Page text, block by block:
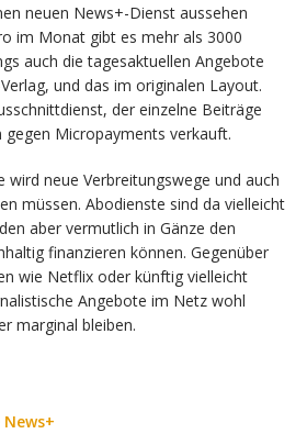
neuen News+-Dienst aussehen
im Monat gibt es mehr als 3000
auch die tagesaktuellen Angebote
und das im originalen Layout.
der einzelne Beiträge
Micropayments verkauft.
wird neue Verbreitungswege und auch
müssen. Abodienste sind da vielleicht
aber vermutlich in Gänze den
finanzieren können. Gegenüber
wie Netflix oder künftig vielleicht
Angebote im Netz wohl
marginal bleiben.